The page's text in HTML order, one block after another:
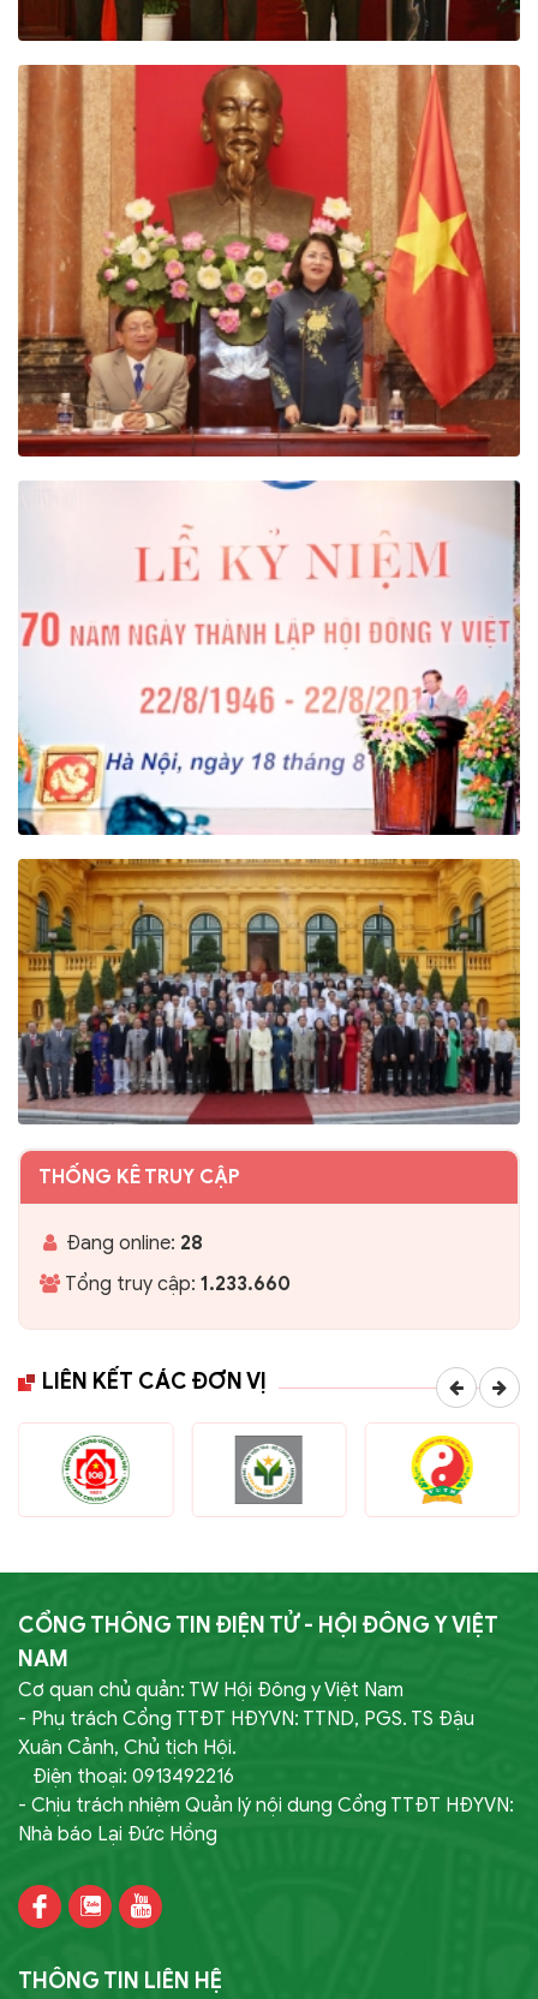
THỐNG KÊ TRUY CẬP
Đang online: 28
Tổng truy cập: 1.233.660
LIÊN KẾT CÁC ĐƠN VỊ
CỔNG THÔNG TIN ĐIỆN TỬ - HỘI ĐÔNG Y VIỆT
NAM
Cơ quan chủ quản: TW Hội Đông y Việt Nam
- Phụ trách Cổng TTĐT HĐYVN: TTND, PGS. TS Đậu
Xuân Cảnh, Chủ tịch Hội.
Điện thoại: 0913492216
- Chịu trách nhiệm Quản lý nội dung Cổng TTĐT HĐYVN:
Nhà báo Lại Đức Hồng
THÔNG TIN LIÊN HỆ